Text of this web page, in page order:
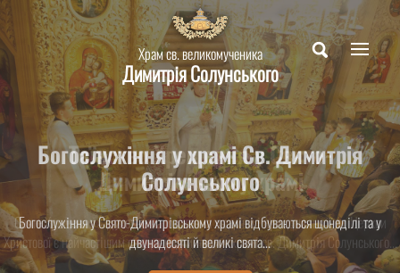
Храм св. великомученика
Димитрія Солунського
Богослужіння у храмі Св. Димитрія
Солунського
Богослужіння у Свято-Димитрівському храмі відбуваються щонеділі та у
двунадесяті й великі свята...
Таїнство Хрещення у Свято-
Димитрівському храмі
Святе Хрещення – духовне народження людини і приєднання її до Церкви
Христової є найчастішим священнодійством у храмі св. Димитрія Солунського...